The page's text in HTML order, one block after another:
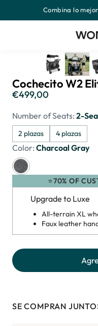
directamente
Combina lo
Cochecito W2
Precio
€499,00
Number of Seats: 2-
2 plazas 4 plazas
Color: Charcoal Gray
⭐70% OF
Upgrade to Luxe
All-terrain XL
Faux leather
SE COMPRAN